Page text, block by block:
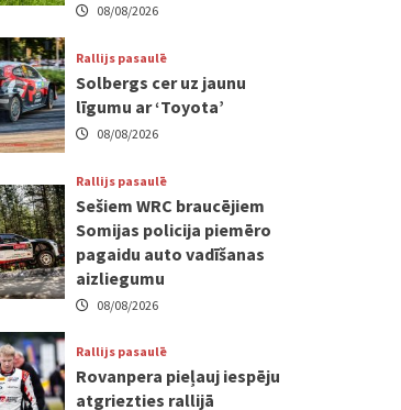
08/08/2026
Rallijs pasaulē
Solbergs cer uz jaunu
līgumu ar ‘Toyota’
08/08/2026
Rallijs pasaulē
Sešiem WRC braucējiem
Somijas policija piemēro
pagaidu auto vadīšanas
aizliegumu
08/08/2026
Rallijs pasaulē
Rovanpera pieļauj iespēju
atgriezties rallijā